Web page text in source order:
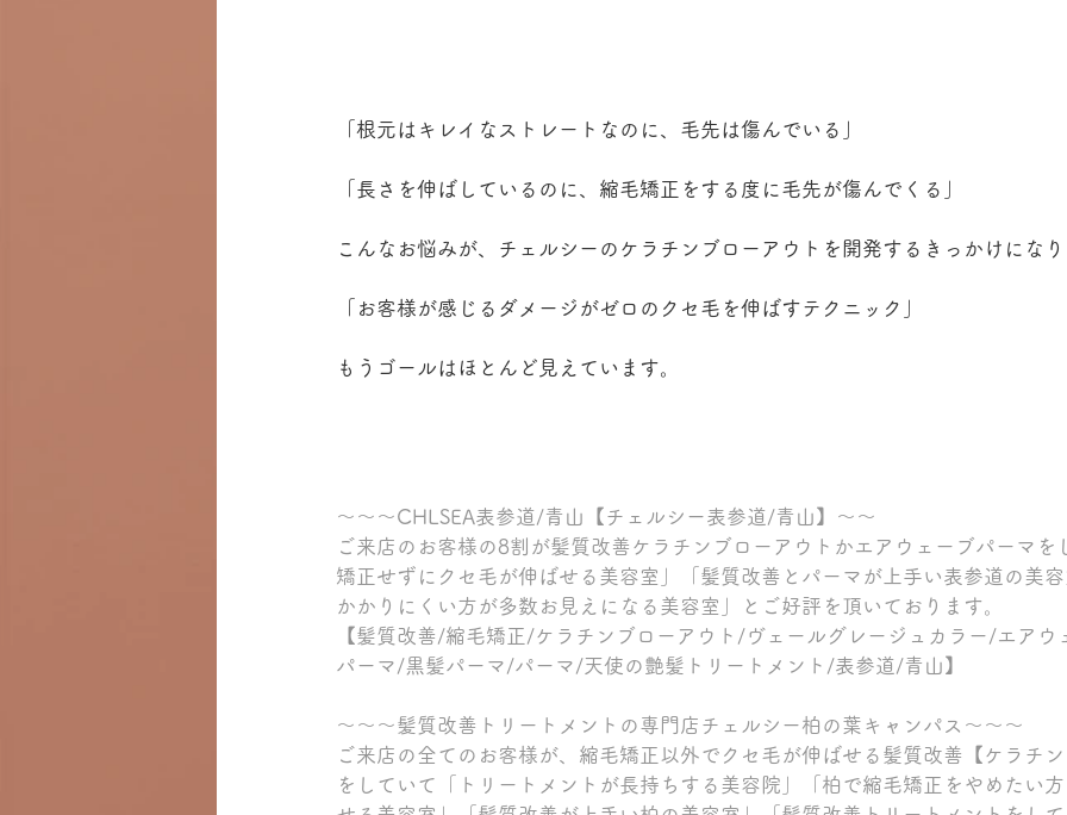
「根元はキレイなストレートなのに、毛先は傷んでいる」
「長さを伸ばしているのに、縮毛矯正をする度に毛先が傷んでくる」
こんなお悩みが、チェルシーのケラチンブローアウトを開発するきっかけにな
「お客様が感じるダメージがゼロのクセ毛を伸ばすテクニック」
もうゴールはほとんど見えています。
～～～CHLSEA表参道/青山【チェルシー表参道/青山】～～
ご来店のお客様の8割が髪質改善ケラチンブローアウトかエアウェーブパーマを
矯正せずにクセ毛が伸ばせる美容室」「髪質改善とパーマが上手い表参道の美
かかりにくい方が多数お見えになる美容室」とご好評を頂いております。
【髪質改善/縮毛矯正/ケラチンブローアウト/ヴェールグレージュカラー/エアウ
パーマ/黒髪パーマ/パーマ/天使の艶髪トリートメント/表参道/青山】
～～～髪質改善トリートメントの専門店チェルシー柏の葉キャンパス～～～
ご来店の全てのお客様が、縮毛矯正以外でクセ毛が伸ばせる髪質改善【ケラチ
をしていて「トリートメントが長持ちする美容院」「柏で縮毛矯正をやめたい